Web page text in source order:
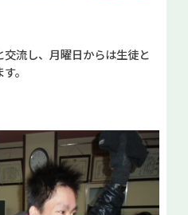
流し、月曜日からは生徒と
。